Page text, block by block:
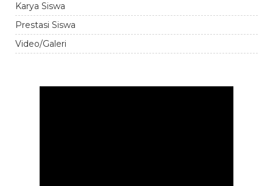
Karya Siswa
Prestasi Siswa
Video/Galeri